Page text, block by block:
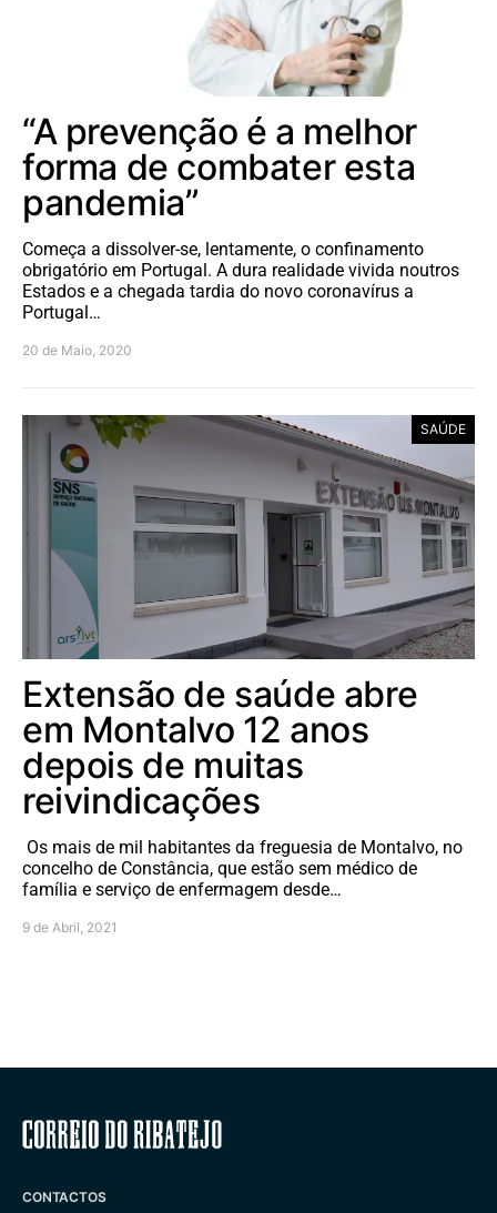
“A prevenção é a melhor
forma de combater esta
pandemia”
Começa a dissolver-se, lentamente, o confinamento
obrigatório em Portugal. A dura realidade vivida noutros
Estados e a chegada tardia do novo coronavírus a
Portugal…
20 de Maio, 2020
SAÚDE
Extensão de saúde abre
em Montalvo 12 anos
depois de muitas
reivindicações
Os mais de mil habitantes da freguesia de Montalvo, no
concelho de Constância, que estão sem médico de
família e serviço de enfermagem desde…
9 de Abril, 2021
Correio do Ribatejo
CONTACTOS